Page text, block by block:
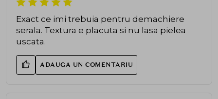
Exact ce imi trebuia pentru demachiere
serala. Textura e placuta si nu lasa pielea
uscata.
ADAUGA UN COMENTARIU